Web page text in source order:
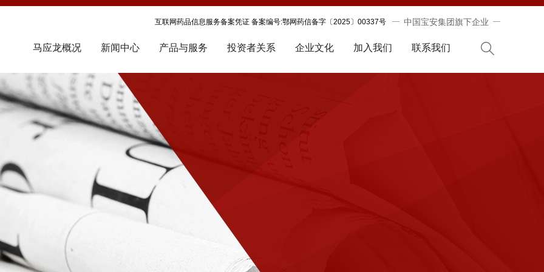
互联网药品信息服务备案凭证 备案编号:鄂网药信备字〔2025〕00337号 中国宝安集团旗下企业
马应龙概况 新闻中心 产品与服务 投资者关系 企业文化 加入我们 联系我们